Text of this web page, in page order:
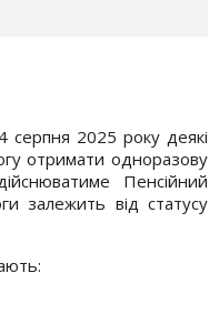
серпня 2025 року деякі
отримати одноразову
Пенсійний
залежить від статусу